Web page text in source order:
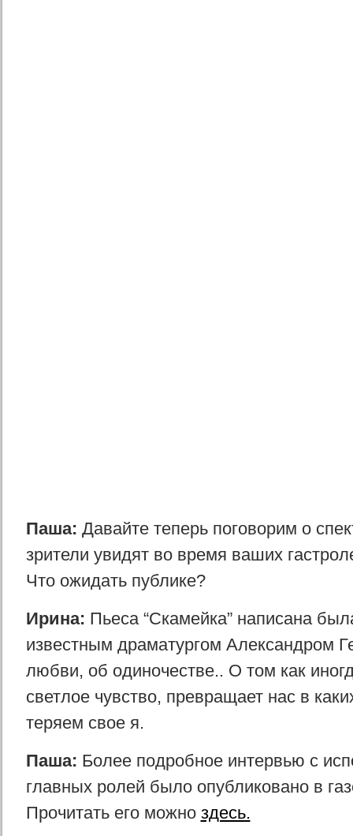
Паша: Давайте теперь поговорим о
зрители увидят во время ваших
Что ожидать публике?
Ирина: Пьеса “Скамейка” написана
известным драматургом Александром
любви, об одиночестве.. О том как
светлое чувство, превращает нас в
теряем свое я.
Паша: Более подробное интервью с
главных ролей было опубликовано в
Прочитать его можно здесь.